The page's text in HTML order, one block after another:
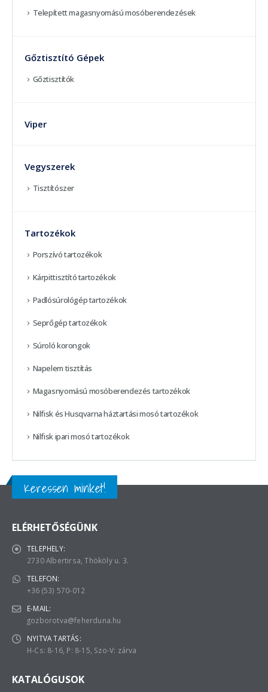
Telepített magasnyomású mosóberendezések
Gőztisztító Gépek
Gőztisztítók
Viper
Vegyszerek
Tisztítószer
Tartozékok
Porszívó tartozékok
Kárpittisztító tartozékok
Padlósúrológép tartozékok
Seprőgép tartozékok
Súroló korongok
Napelem tisztítás
Magasnyomású mosóberendezés tartozékok
Nilfisk és Husqvarna háztartási mosó tartozékok
Nilfisk ipari mosó tartozékok
Keressen minket!
ELÉRHETŐSÉGÜNK
TELEPHELY:
2730 Albertirsa, Thököly u. 3.
TELEFON:
+36 (53) 570-012
E-MAIL:
gozborotva@feherduna.hu
NYITVA TARTÁS:
H-Cs: 8-16, P: 8-15, Szo-V: zárva
KATALÓGUSOK